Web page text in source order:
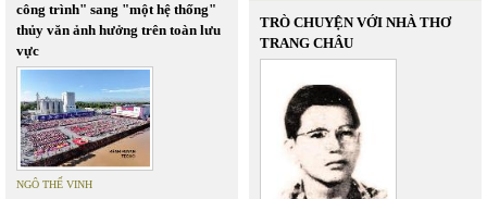
công trình" sang "một hệ thống"
thủy văn ảnh hưởng trên toàn lưu
vực
NGÔ THẾ VINH
TRÒ CHUYỆN VỚI NHÀ THƠ
TRANG CHÂU